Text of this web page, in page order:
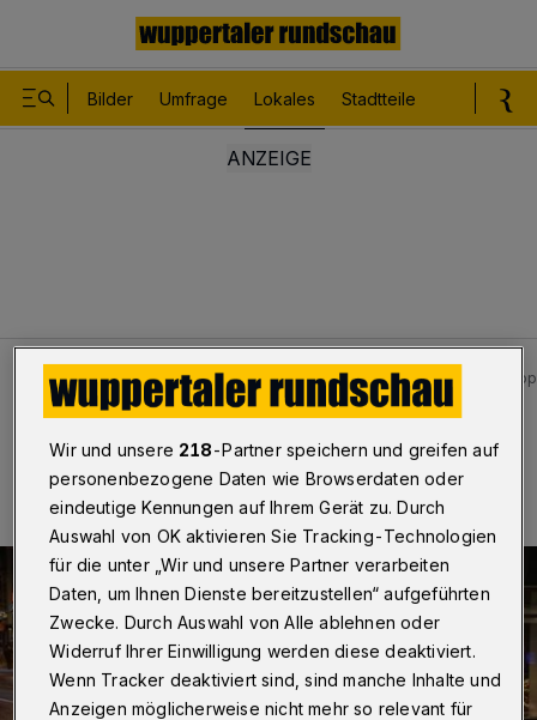
Bilder Umfrage Lokales Stadtteile
Lokales Bilder: Festnahmen nach KFZ-Aufbruch in
Bilderstrecke
Festnahmen nach KFZ-Aufbruch
Wir und unsere 218-Partner speichern und greifen auf
personenbezogene Daten wie Browserdaten oder
eindeutige Kennungen auf Ihrem Gerät zu. Durch
Auswahl von OK aktivieren Sie Tracking-Technologien
für die unter „Wir und unsere Partner verarbeiten
Daten, um Ihnen Dienste bereitzustellen“ aufgeführten
Zwecke. Durch Auswahl von Alle ablehnen oder
Widerruf Ihrer Einwilligung werden diese deaktiviert.
Wenn Tracker deaktiviert sind, sind manche Inhalte und
Anzeigen möglicherweise nicht mehr so relevant für